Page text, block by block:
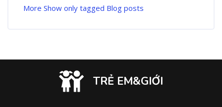
More Show only tagged Blog posts
TRẺ EM&GIỚI